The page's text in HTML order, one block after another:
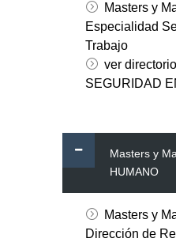
Masters y
Especialidad
Trabajo
ver
SEGURIDAD
Masters y
HUMANO
Masters y
Dirección de